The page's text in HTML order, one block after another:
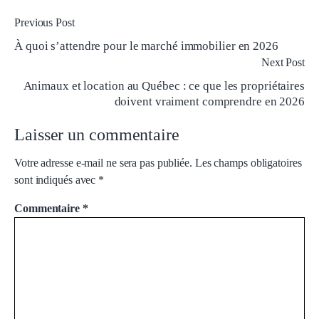
Previous Post
À quoi s’attendre pour le marché immobilier en 2026
Next Post
Animaux et location au Québec : ce que les propriétaires
doivent vraiment comprendre en 2026
Laisser un commentaire
Votre adresse e-mail ne sera pas publiée. Les champs obligatoires
sont indiqués avec *
Commentaire *